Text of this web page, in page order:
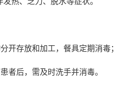
开存放和加工，餐具定期消毒
者后，需及时洗手并消毒。